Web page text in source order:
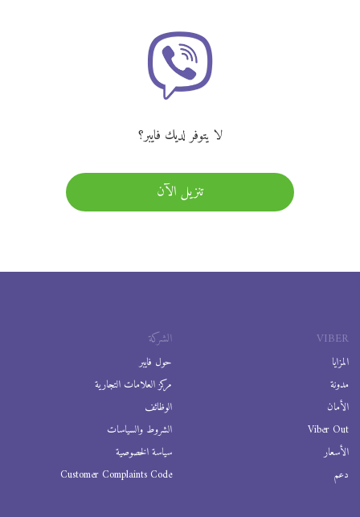
لا يتوفر لديك فايبر؟
تنزيل الآن
VIBER
المزايا
مدونة
الأمان
Viber Out
الأسعار
دعم
الشركة
حول فايبر
مركز العلامات التجارية
الوظائف
الشروط والسياسات
سياسة الخصوصية
Customer Complaints Code